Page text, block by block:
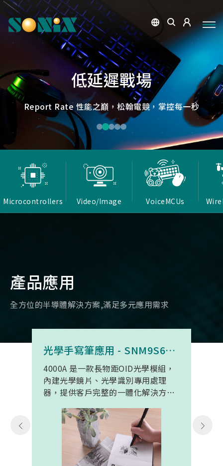
微小核心，巨大力量
松翰MCU：極致效能，智慧應用無所不在
低延遲戰場
Report Rate 性能之巔，松翰電競，掌控每一秒
捕捉每個清晰瞬間
高畫質ISP技術，支援HDR/3D降噪，提供卓越影像處理
能力
點讀魔法，數位學習新體驗
OID光學辨識技術，紙本內容瞬間數位化，開啟互動新篇
章
低延遲，無線視界
確保流暢穩定的影像傳輸
Microcontrollers Video/Image VoiceMCUs
產品應用
全方位的半導體解決方案,滿足多元應用需求
光學手寫筆應用 - SNM9S6100BC4000A
4000A 是一款長物距OID光學模組，
內建光學鏡片、光學識別專用處理
器，提供客戶完整的一體化解決方
置開發。模組在保持小型化的同時，
延伸了可用物距範圍，使其能在離紙
面更遠的位置仍精確讀取碼點，同時
內建的高幀率SoC，能確保書寫筆跡